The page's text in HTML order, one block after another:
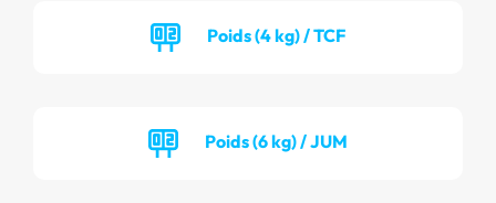
Poids (4 kg) / TCF
Poids (6 kg) / JUM